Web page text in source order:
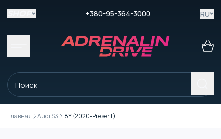
+380-95-364-3000 RU
Главная Audi S3 8Y (2020-Present)